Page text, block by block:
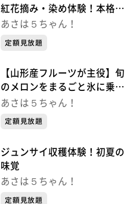
紅花摘み・染め体験！本格イ
タリア紅ランチに舌鼓
あさは５ちゃん！
定額見放題
【山形産フルーツが主役】旬
のメロンをまるごと氷に乗せ
たかき氷が贅沢すぎる
あさは５ちゃん！
定額見放題
ジュンサイ収穫体験！初夏の
味覚
あさは５ちゃん！
定額見放題